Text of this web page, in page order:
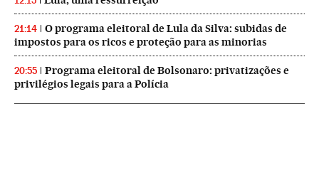
21:14
O programa eleitoral de Lula da Silva: subidas de
impostos para os ricos e proteção para as minorias
20:55
Programa eleitoral de Bolsonaro: privatizações e
privilégios legais para a Polícia